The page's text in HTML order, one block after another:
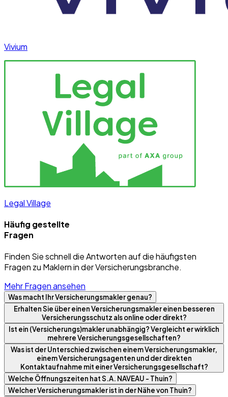
Vivium
Legal Village
Häufig gestellte
Fragen
Finden Sie schnell die Antworten auf die häufigsten
Fragen zu Maklern in der Versicherungsbranche.
Mehr Fragen ansehen
Was macht Ihr Versicherungsmakler genau?
Erhalten Sie über einen Versicherungsmakler einen besseren
Versicherungsschutz als online oder direkt?
Ist ein (Versicherungs)makler unabhängig? Vergleicht er wirklich
mehrere Versicherungsgesellschaften?
Was ist der Unterschied zwischen einem Versicherungsmakler,
einem Versicherungsagenten und der direkten
Kontaktaufnahme mit einer Versicherungsgesellschaft?
Welche Öffnungszeiten hat S.A. NAVEAU - Thuin?
Welcher Versicherungsmakler ist in der Nähe von Thuin?